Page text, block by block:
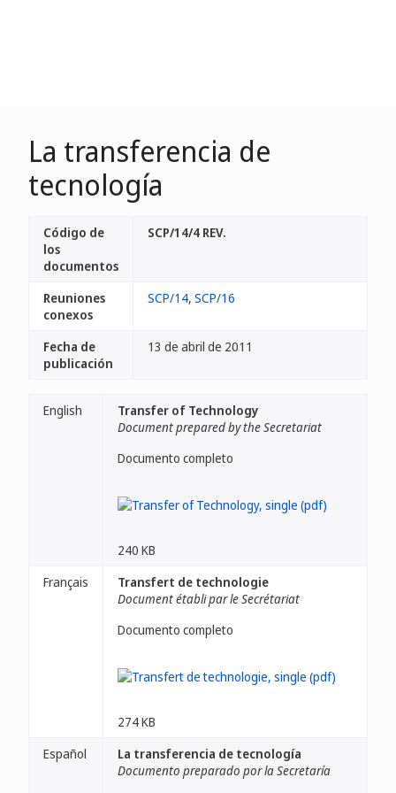
La transferencia de
tecnología
Código de
los
documentos
SCP/14/4 REV.
Reuniones
conexos
SCP/14, SCP/16
Fecha de
publicación
13 de abril de 2011
English
Transfer of Technology
Document prepared by the Secretariat
Documento completo
240 KB
Français
Transfert de technologie
Document établi par le Secrétariat
Documento completo
274 KB
Español
La transferencia de tecnología
Documento preparado por la Secretaría